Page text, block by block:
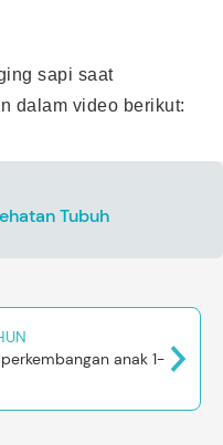
sapi saat
dalam video berikut:
Tubuh
anak 1-